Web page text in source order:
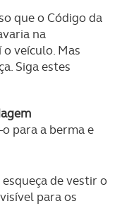
que o Código da
na
veículo. Mas
Siga estes
para a berma e
de vestir o
para os